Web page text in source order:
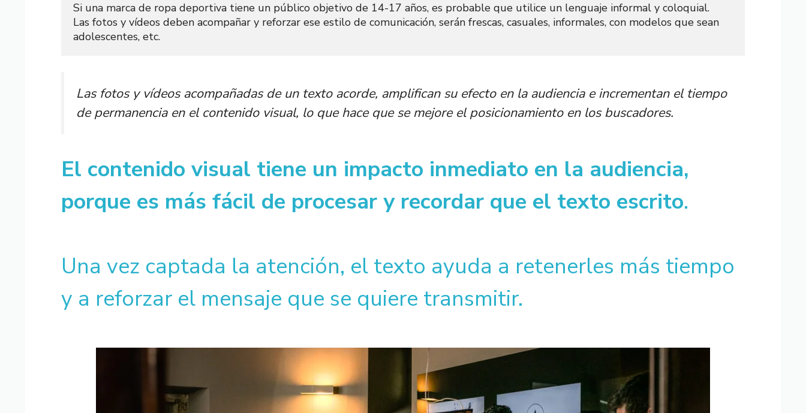
Si una marca de ropa deportiva tiene un público objetivo de 14-17 años, es probable que utilice un lenguaje informal y coloquial.
Las fotos y vídeos deben acompañar y reforzar ese estilo de comunicación, serán frescas, casuales, informales, con modelos que sean
adolescentes, etc.
Las fotos y vídeos acompañadas de un texto acorde, amplifican su efecto en la audiencia e incrementan el tiempo
de permanencia en el contenido visual, lo que hace que se mejore el posicionamiento en los buscadores.
El contenido visual tiene un impacto inmediato en la audiencia,
porque es más fácil de procesar y recordar que el texto escrito.
Una vez captada la atención, el texto ayuda a retenerles más tiempo
y a reforzar el mensaje que se quiere transmitir.